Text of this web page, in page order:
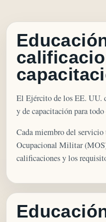
El Ejército de los EE. UU.
y de capacitación para
Cada miembro del
Ocupacional Militar
calificaciones y los